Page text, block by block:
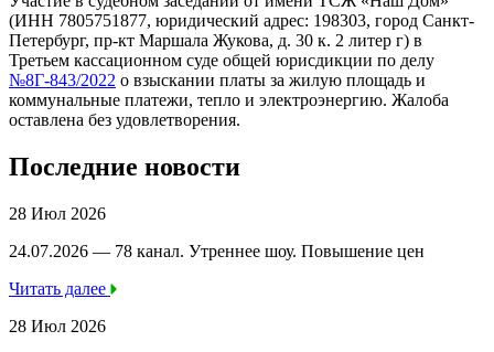
(ИНН 7805751877, юридический адрес: 198303, город Санкт-
Петербург, пр-кт Маршала Жукова, д. 30 к. 2 литер г) в
Третьем кассационном суде общей юрисдикции по делу
№8Г-843/2022 о взыскании платы за жилую площадь и
коммунальные платежи, тепло и электроэнергию. Жалоба
оставлена без удовлетворения.
Последние новости
28 Июл 2026
24.07.2026 — 78 канал. Утреннее шоу. Повышение цен
Читать далее
28 Июл 2026